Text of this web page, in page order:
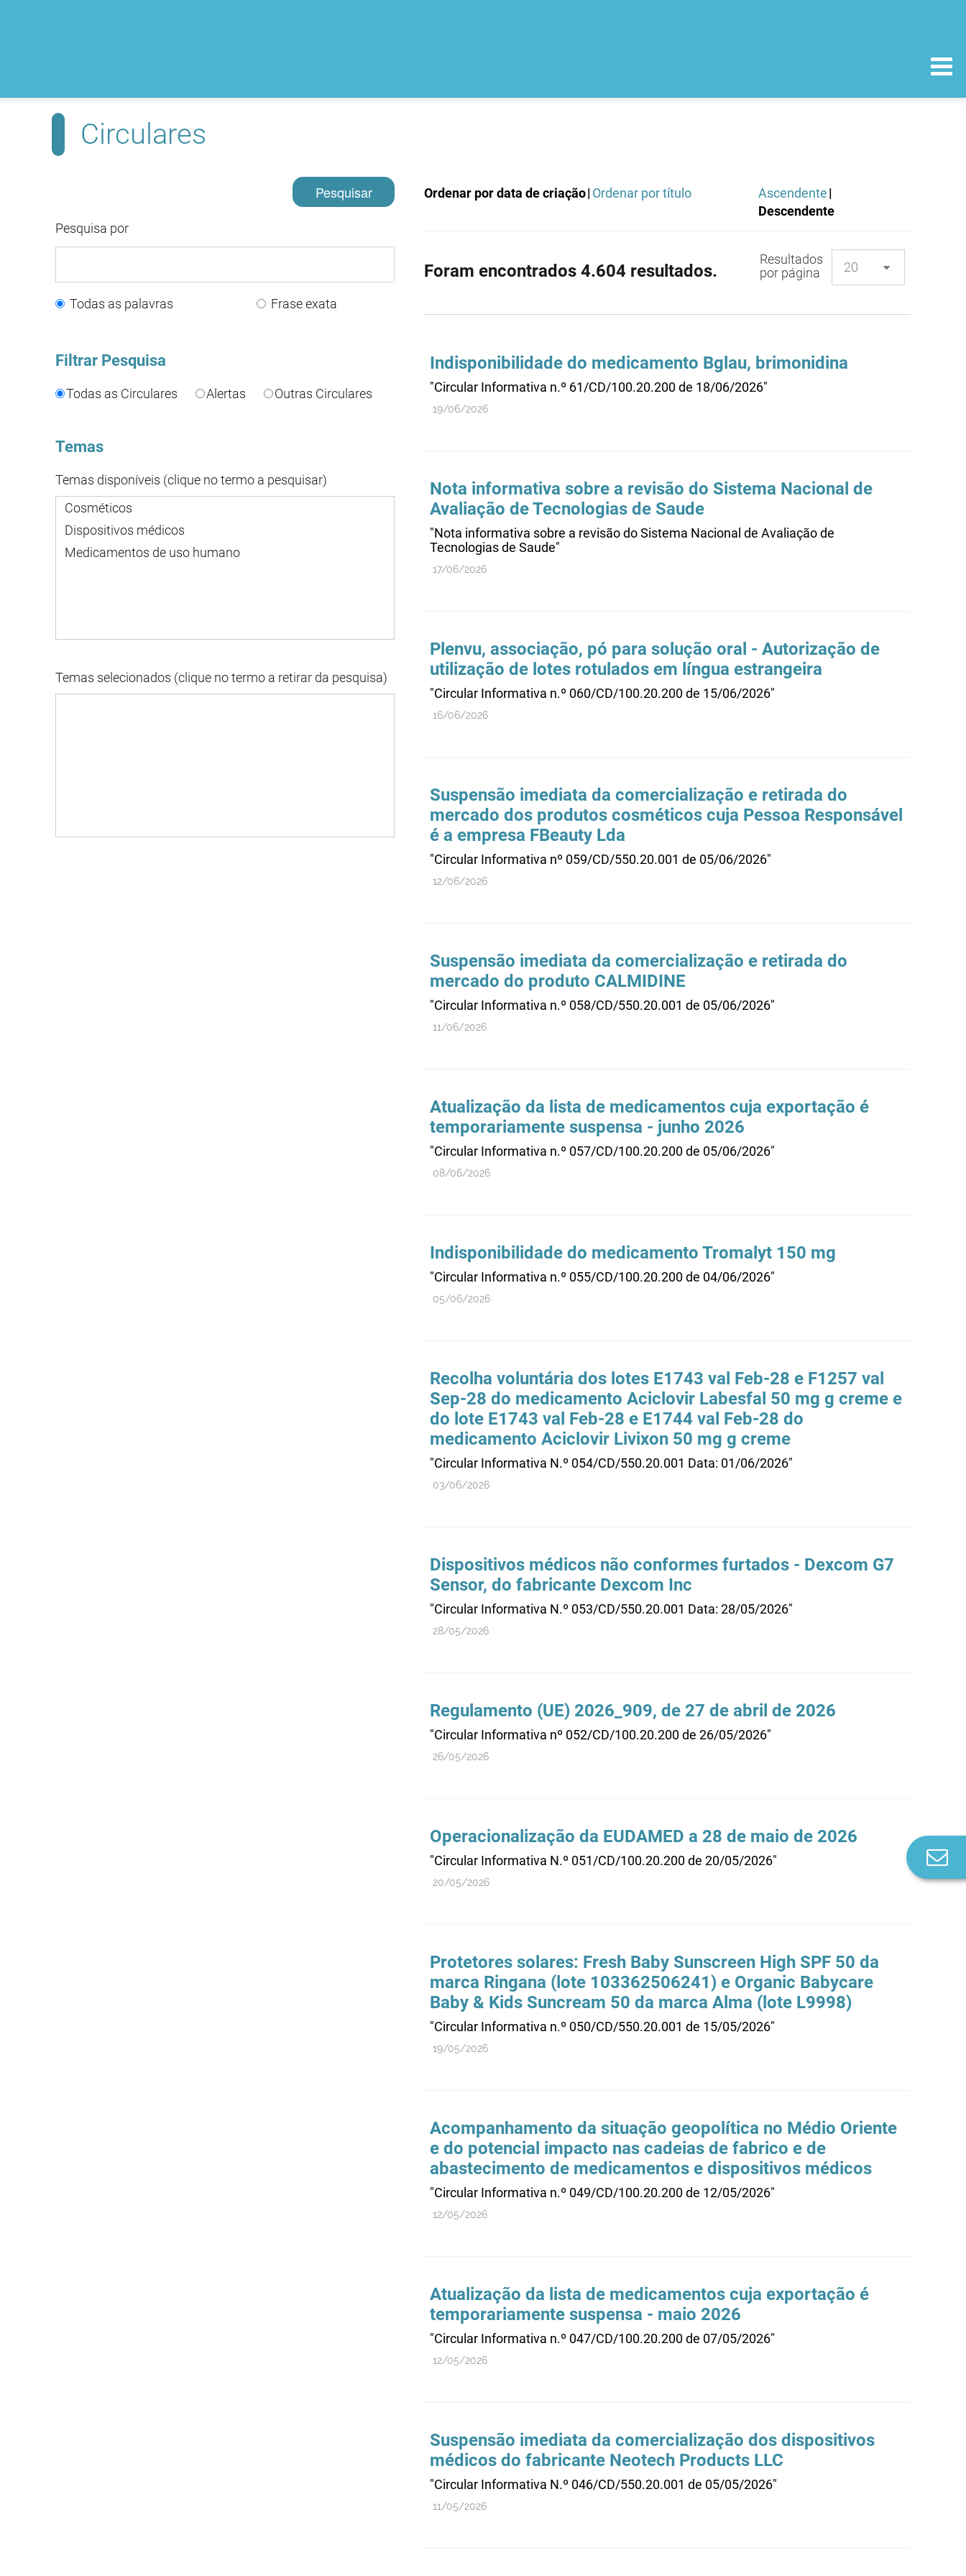
Circulares
Pesquisar
Pesquisa por
Todas as palavras Frase exata
Filtrar Pesquisa
Todas as Circulares Alertas Outras Circulares
Temas
Temas disponíveis (clique no termo a pesquisar)
Cosméticos
Dispositivos médicos
Medicamentos de uso humano
Temas selecionados (clique no termo a retirar da pesquisa)
Ordenar por data de criação| Ordenar por título Ascendente|
Descendente
Foram encontrados 4.604 resultados.
Resultados
por página
Indisponibilidade do medicamento Bglau, brimonidina
"Circular Informativa n.º 61/CD/100.20.200 de 18/06/2026"
19/06/2026
Nota informativa sobre a revisão do Sistema Nacional de
Avaliação de Tecnologias de Saude
"Nota informativa sobre a revisão do Sistema Nacional de Avaliação de
Tecnologias de Saude"
17/06/2026
Plenvu, associação, pó para solução oral - Autorização de
utilização de lotes rotulados em língua estrangeira
"Circular Informativa n.º 060/CD/100.20.200 de 15/06/2026"
16/06/2026
Suspensão imediata da comercialização e retirada do
mercado dos produtos cosméticos cuja Pessoa Responsável
é a empresa FBeauty Lda
"Circular Informativa nº 059/CD/550.20.001 de 05/06/2026"
12/06/2026
Suspensão imediata da comercialização e retirada do
mercado do produto CALMIDINE
"Circular Informativa n.º 058/CD/550.20.001 de 05/06/2026"
11/06/2026
Atualização da lista de medicamentos cuja exportação é
temporariamente suspensa - junho 2026
"Circular Informativa n.º 057/CD/100.20.200 de 05/06/2026"
08/06/2026
Indisponibilidade do medicamento Tromalyt 150 mg
"Circular Informativa n.º 055/CD/100.20.200 de 04/06/2026"
05/06/2026
Recolha voluntária dos lotes E1743 val Feb-28 e F1257 val
Sep-28 do medicamento Aciclovir Labesfal 50 mg g creme e
do lote E1743 val Feb-28 e E1744 val Feb-28 do
medicamento Aciclovir Livixon 50 mg g creme
"Circular Informativa N.º 054/CD/550.20.001 Data: 01/06/2026"
03/06/2026
Dispositivos médicos não conformes furtados - Dexcom G7
Sensor, do fabricante Dexcom Inc
"Circular Informativa N.º 053/CD/550.20.001 Data: 28/05/2026"
28/05/2026
Regulamento (UE) 2026_909, de 27 de abril de 2026
"Circular Informativa nº 052/CD/100.20.200 de 26/05/2026"
26/05/2026
Operacionalização da EUDAMED a 28 de maio de 2026
"Circular Informativa N.º 051/CD/100.20.200 de 20/05/2026"
20/05/2026
Protetores solares: Fresh Baby Sunscreen High SPF 50 da
marca Ringana (lote 103362506241) e Organic Babycare
Baby & Kids Suncream 50 da marca Alma (lote L9998)
"Circular Informativa n.º 050/CD/550.20.001 de 15/05/2026"
19/05/2026
Acompanhamento da situação geopolítica no Médio Oriente
e do potencial impacto nas cadeias de fabrico e de
abastecimento de medicamentos e dispositivos médicos
"Circular Informativa n.º 049/CD/100.20.200 de 12/05/2026"
12/05/2026
Atualização da lista de medicamentos cuja exportação é
temporariamente suspensa - maio 2026
"Circular Informativa n.º 047/CD/100.20.200 de 07/05/2026"
12/05/2026
Suspensão imediata da comercialização dos dispositivos
médicos do fabricante Neotech Products LLC
"Circular Informativa N.º 046/CD/550.20.001 de 05/05/2026"
11/05/2026